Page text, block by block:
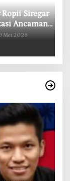
Siregar
Dihati